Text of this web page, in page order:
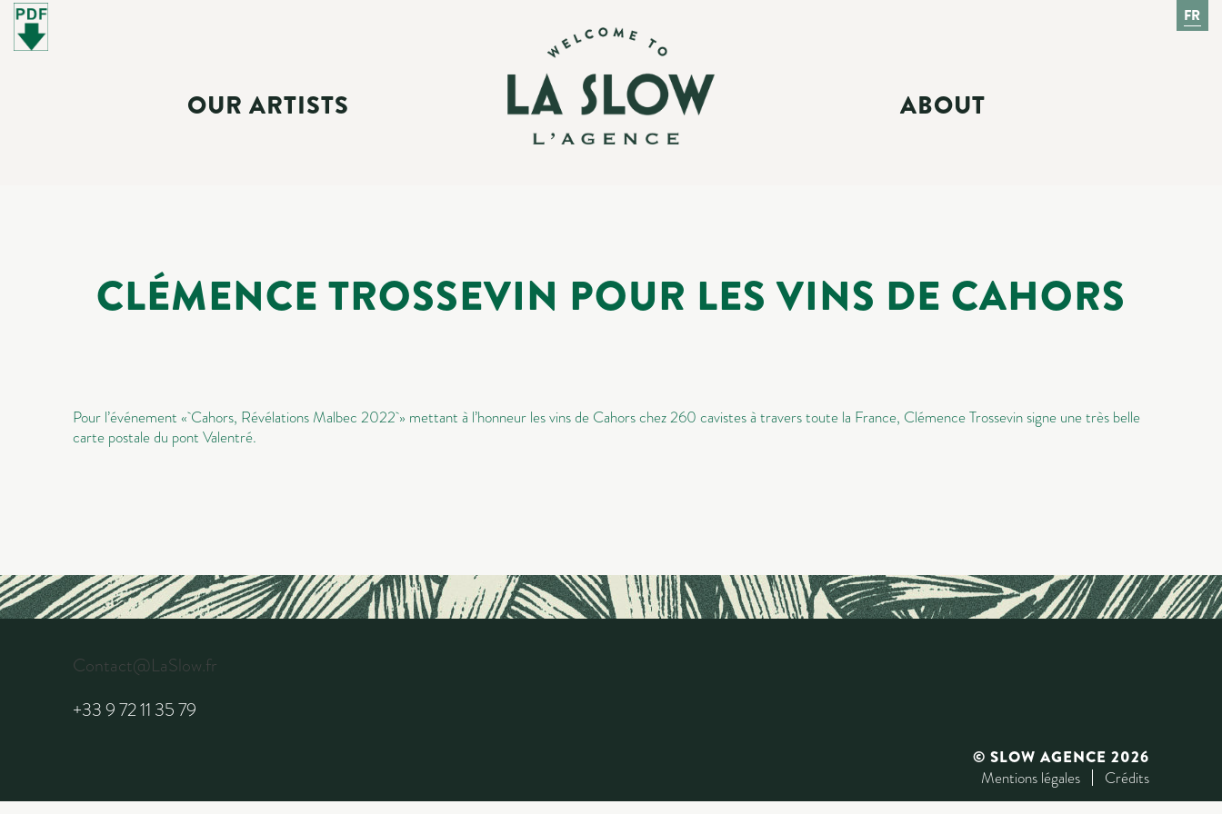
OUR ARTISTS ABOUT
FR
CLÉMENCE TROSSEVIN POUR LES VINS DE CAHORS
Pour l’événement « Cahors, Révélations Malbec 2022 » mettant à l’honneur les vins de Cahors chez 260 cavistes à travers toute la France, Clémence Trossevin signe une très belle
carte postale du pont Valentré.
Contact@LaSlow.fr
+33 9 72 11 35 79
© SLOW AGENCE 2026
Crédits
Mentions légales